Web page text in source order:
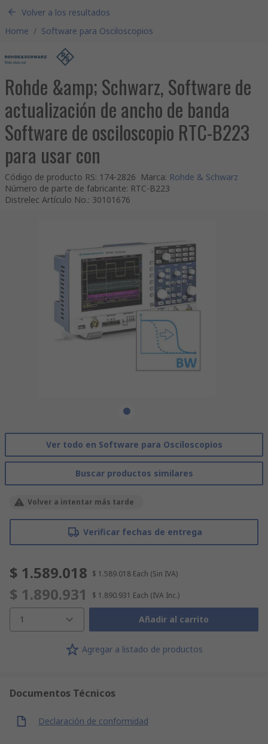
Volver a los resultados
Home / Software para Osciloscopios
Rohde &amp; Schwarz, Software de
actualización de ancho de banda
Software de osciloscopio RTC-B223
para usar con
Código de producto RS: 174-2826 Marca: Rohde & Schwarz
Número de parte de fabricante: RTC-B223
Distrelec Artículo No.: 30101676
Ver todo en Software para Osciloscopios
Buscar productos similares
Volver a intentar más tarde
Verificar fechas de entrega
$ 1.589.018 $ 1.589.018 Each (Sin IVA)
$ 1.890.931 $ 1.890.931 Each (IVA Inc.)
1 Añadir al carrito
Agregar a listado de productos
Documentos Técnicos
Declaración de conformidad